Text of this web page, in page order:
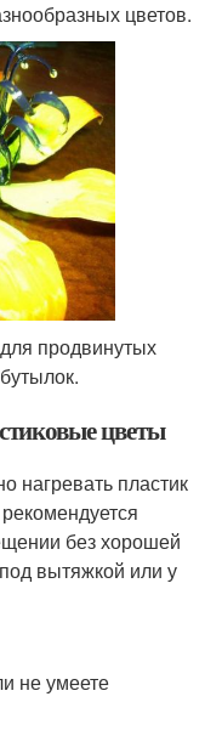
цветов.
продвинутых
цветы
нагревать пластик
без хорошей
вытяжкой или у
не умеете